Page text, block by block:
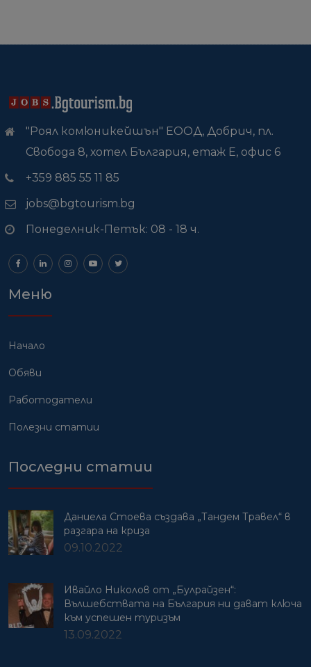
"Роял комюникейшън" ЕООД, Добрич, пл.
Свобода 8, хотел България, етаж Е, офис 6
+359 885 55 11 85
jobs@bgtourism.bg
Понеделник-Петък: 08 - 18 ч.
Меню
Начало
Обяви
Работодатели
Полезни статии
Последни статии
Даниела Стоева създава „Тандем Травел“ в
разгара на криза
09.10.2022
Ивайло Николов от „Булрайзен“:
Вълшебствата на България ни дават ключа
към успешен туризъм
13.09.2022